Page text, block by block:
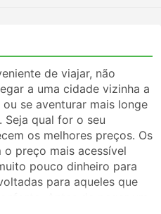
de viajar, não
a uma cidade vizinha a
se aventurar mais longe
Seja qual for o seu
os melhores preços. Os
preço mais acessível
pouco dinheiro para
para aqueles que